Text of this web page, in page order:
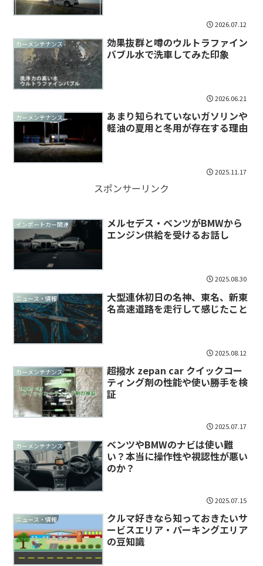
2026.07.12
カーメンテナンス
効果抜群と噂のウルトラファイン
バブル水で洗車してみた印象
2026.06.21
カーメンテナンス
あまり知られていないガソリンや
軽油の夏用と冬用が存在する理由
2025.11.17
スポンサーリンク
インポートカー関連
メルセデス・ベンツがBMWから
エンジン供給を受けるお話し
2025.08.30
ニュース・情報
大型連休初日の名神、東名、新東
名高速道路を走行して感じたこと
2025.08.12
カーメンテナンス
超撥水 zepan car クイックコー
ティング剤の性能や使い勝手を検
証
2025.07.17
カーメンテナンス
ベンツやBMWのナビは使い難
い？本当に操作性や視認性が悪い
のか？
2025.07.15
ニュース・情報
クルマ好きなら知っておきたいサ
ービスエリア・パーキングエリア
の豆知識